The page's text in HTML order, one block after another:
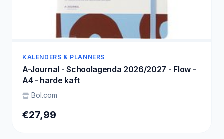
KALENDERS & PLANNERS
A-Journal - Schoolagenda 2026/2027 - Flow -
A4 - harde kaft
Bol.com
€27,99